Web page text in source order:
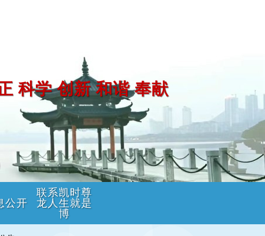
科学 创新 和谐 奉献
公开
联系凯时尊
龙人生就是
博